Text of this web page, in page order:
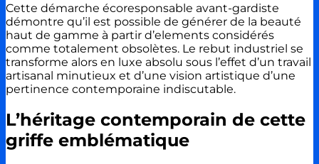
Cette démarche écoresponsable avant-gardiste
démontre qu’il est possible de générer de la beauté
haut de gamme à partir d’elements considérés
comme totalement obsolètes. Le rebut industriel se
transforme alors en luxe absolu sous l’effet d’un travail
artisanal minutieux et d’une vision artistique d’une
pertinence contemporaine indiscutable.
L’héritage contemporain de cette
griffe emblématique